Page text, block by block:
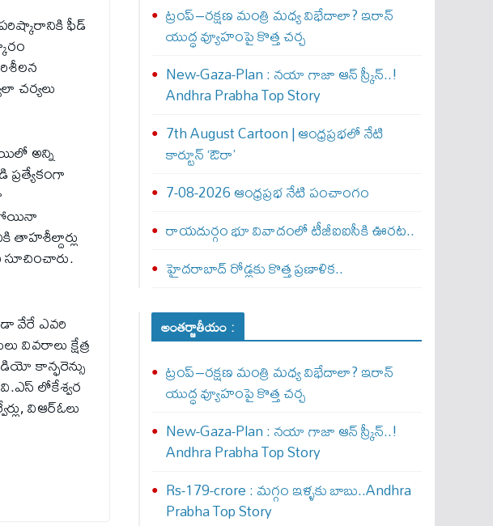
ఫీడ్
చర్యలు
అన్ని
ప్రత్యేకంగా
తాహశీల్దార్లు
సూచించారు.
వేరే ఎవరి
వివరాలు క్షేత్ర
కాన్ఫరెన్సు
లోకేశ్వర
విఆర్ఓలు
ట్రంప్–రక్షణ మంత్రి మధ్య విభేదాలా? ఇరాన్
యుద్ధ వ్యూహంపై కొత్త చర్చ
New-Gaza-Plan : న‌యా గాజా ఆన్ స్క్రీన్‌..!
Andhra Prabha Top Story
7th August Cartoon | ఆంధ్రప్రభలో నేటి
కార్టూన్ ‘ఔరా’
7-08-2026 ఆంధ్రప్రభ నేటి పంచాంగం
రాయదుర్గం భూ వివాదంలో టీజీఐఐసీకి ఊరట..
హైదరాబాద్ రోడ్లకు కొత్త ప్రణాళిక..
అంతర్జాతీయం :
ట్రంప్–రక్షణ మంత్రి మధ్య విభేదాలా? ఇరాన్
యుద్ధ వ్యూహంపై కొత్త చర్చ
New-Gaza-Plan : న‌యా గాజా ఆన్ స్క్రీన్‌..!
Andhra Prabha Top Story
Rs-179-crore : మ‌గ్గం ఇళ్ళ‌కు బాబు..Andhra
Prabha Top Story